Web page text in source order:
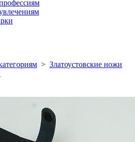
> Златоустовские ножи